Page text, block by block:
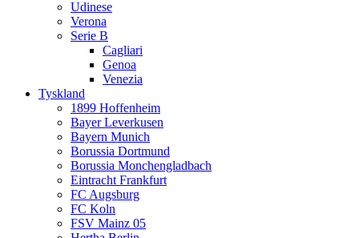
Udinese
Verona
Serie B
Cagliari
Genoa
Venezia
Tyskland
1899 Hoffenheim
Bayer Leverkusen
Bayern Munich
Borussia Dortmund
Borussia Monchengladbach
Eintracht Frankfurt
FC Augsburg
FC Koln
FSV Mainz 05